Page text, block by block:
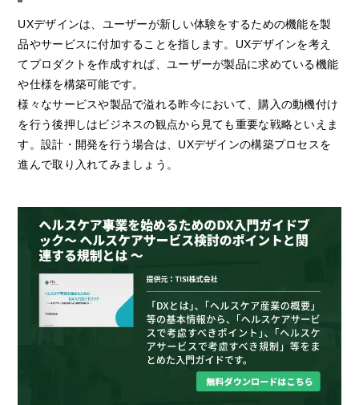
UXデザインは、ユーザーが新しい体験をするための機能を製
品やサービスに付加することを指します。UXデザインを考え
てプロダクトを作成すれば、ユーザーが製品に求めている機能
や仕様を構築可能です。
様々なサービスや製品で溢れる昨今において、購入の動機付け
を行う後押しはビジネスの観点から見ても重要な戦略といえま
す。設計・開発を行う場合は、UXデザインの構築プロセスを
進んで取り入れてみましょう。